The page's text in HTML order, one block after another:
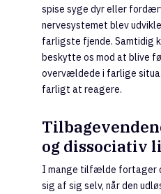
spise syge dyr eller
nervesystemet blev
farligste fjende. Samtidig
beskytte os mod at blive
overvældede i farlige
farligt at reagere.
og dissociativ
I mange tilfælde fortager
sig af sig selv, når den